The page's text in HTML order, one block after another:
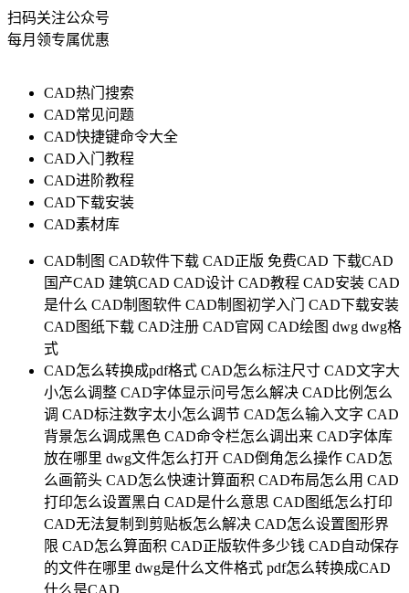
扫码关注公众号
每月领专属优惠
CAD热门搜索
CAD常见问题
CAD快捷键命令大全
CAD入门教程
CAD进阶教程
CAD下载安装
CAD素材库
CAD制图 CAD软件下载 CAD正版 免费CAD 下载CAD
国产CAD 建筑CAD CAD设计 CAD教程 CAD安装 CAD
是什么 CAD制图软件 CAD制图初学入门
CAD下载安装
CAD图纸下载 CAD注册 CAD官网 CAD绘图 dwg dwg格
式
CAD怎么转换成pdf格式 CAD怎么标注尺寸 CAD文字大
小怎么调整 CAD字体显示问号怎么解决 CAD比例怎么
调 CAD标注数字太小怎么调节 CAD怎么输入文字 CAD
背景怎么调成黑色 CAD命令栏怎么调出来 CAD字体库
放在哪里 dwg文件怎么打开 CAD倒角怎么操作 CAD怎
么画箭头 CAD怎么快速计算面积 CAD布局怎么用 CAD
打印怎么设置黑白 CAD是什么意思 CAD图纸怎么打印
CAD无法复制到剪贴板怎么解决 CAD怎么设置图形界
限 CAD怎么算面积 CAD正版软件多少钱 CAD自动保存
的文件在哪里 dwg是什么文件格式 pdf怎么转换成CAD
什么是CAD